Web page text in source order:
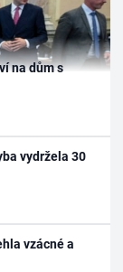
na dům s
vydržela 30
vzácné a